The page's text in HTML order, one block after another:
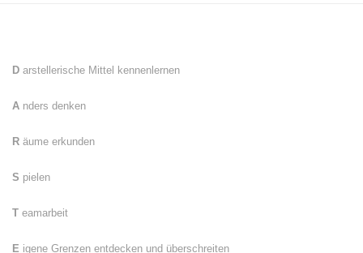
D arstellerische Mittel kennenlernen
A nders denken
R äume erkunden
S pielen
T eamarbeit
E igene Grenzen entdecken und überschreiten